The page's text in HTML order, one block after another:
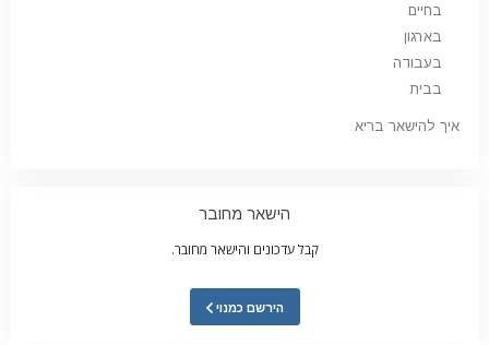
בחיים
בארגון
בעבודה
בבית
איך להישאר בריא
הישאר מחובר
קבל עדכונים והישאר מחובר.
הירשם כמנוי